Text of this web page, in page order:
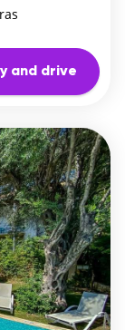
and drive